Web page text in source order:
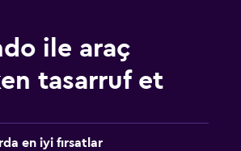
ile araç
tasarruf et
en iyi fırsatlar